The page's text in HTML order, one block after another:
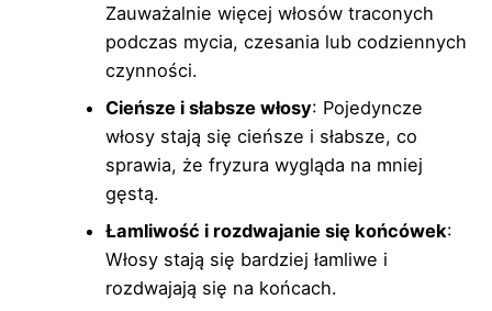
Zauważalnie więcej włosów traconych
podczas mycia, czesania lub codziennych
czynności.
Cieńsze i słabsze włosy: Pojedyncze
włosy stają się cieńsze i słabsze, co
sprawia, że fryzura wygląda na mniej
gęstą.
Łamliwość i rozdwajanie się końcówek:
Włosy stają się bardziej łamliwe i
rozdwajają się na końcach.